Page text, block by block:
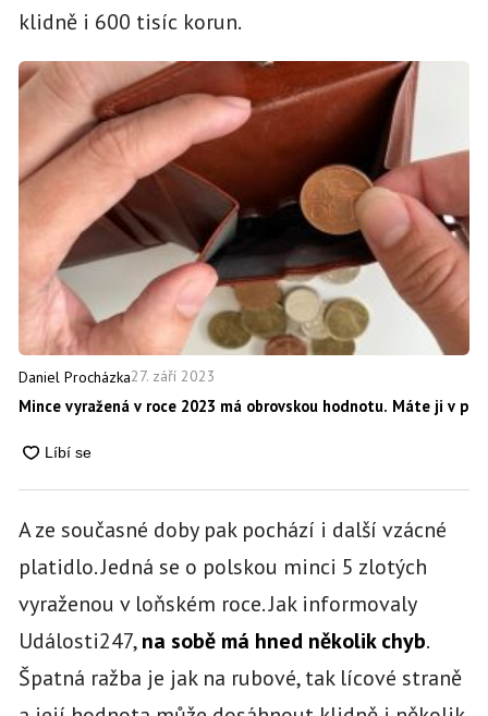
klidně i 600 tisíc korun.
Daniel Procházka27. září 2023
Mince vyražená v roce 2023 má obrovskou hodnotu. Máte ji v
A ze současné doby pak pochází i další vzácné
platidlo. Jedná se o polskou minci 5 zlotých
vyraženou v loňském roce. Jak informovaly
Události247,na sobě má hned několik chyb.
Špatná ražba je jak na rubové, tak lícové straně